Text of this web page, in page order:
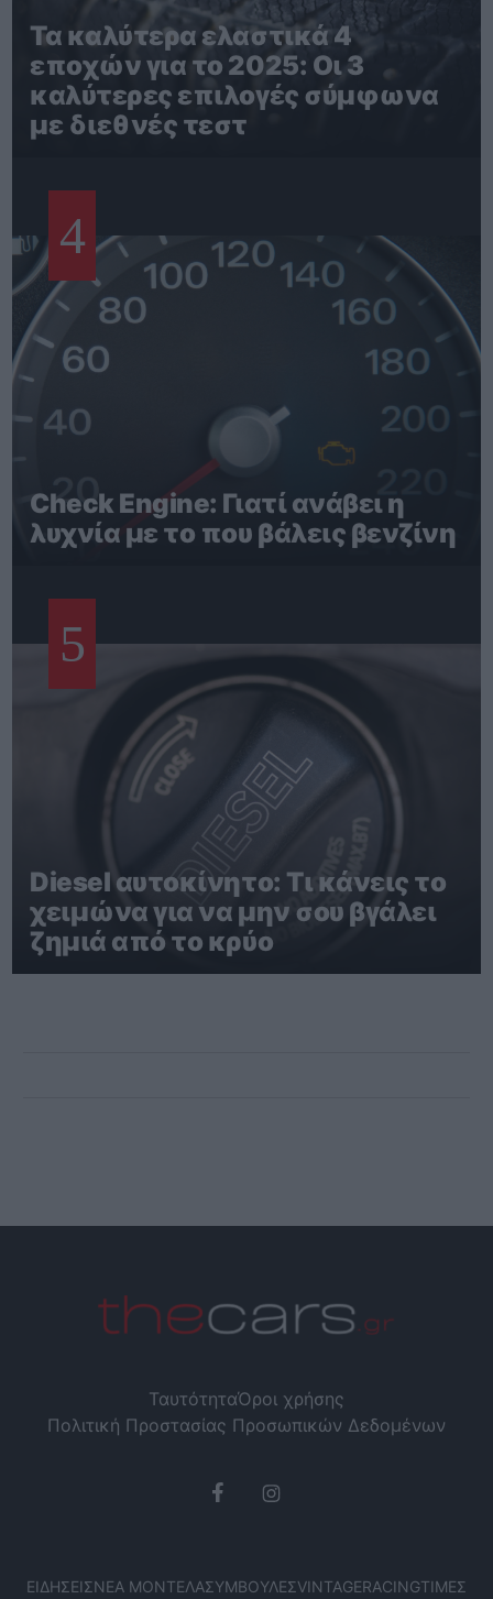
Τα καλύτερα ελαστικά 4
εποχών για το 2025: Οι 3
καλύτερες επιλογές σύμφωνα
με διεθνές τεστ
4
Check Engine: Γιατί ανάβει η
λυχνία με το που βάλεις βενζίνη
5
Diesel αυτοκίνητο: Τι κάνεις το
χειμώνα για να μην σου βγάλει
ζημιά από το κρύο
ΤαυτότηταΌροι χρήσης
Πολιτική Προστασίας Προσωπικών Δεδομένων
ΕΙΔΉΣΕΙΣΝΈΑ ΜΟΝΤΈΛΑΣΥΜΒΟΥΛΈΣVINTAGERACINGΤΙΜΈΣ